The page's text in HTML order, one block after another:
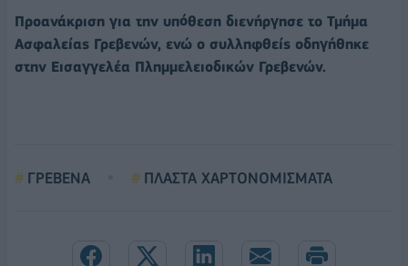
Προανάκριση για την υπόθεση διενήργησε το Τμήμα
Ασφαλείας Γρεβενών, ενώ ο συλληφθείς οδηγήθηκε
στην Εισαγγελέα Πλημμελειοδικών Γρεβενών.
ΓΡΕΒΕΝΑ ΠΛΑΣΤΑ ΧΑΡΤΟΝΟΜΙΣΜΑΤΑ